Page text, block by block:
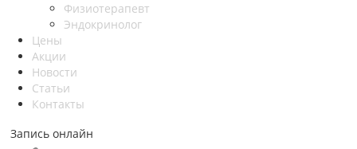
Физиотерапевт
Эндокринолог
Цены
Акции
Новости
Статьи
Контакты
Запись онлайн